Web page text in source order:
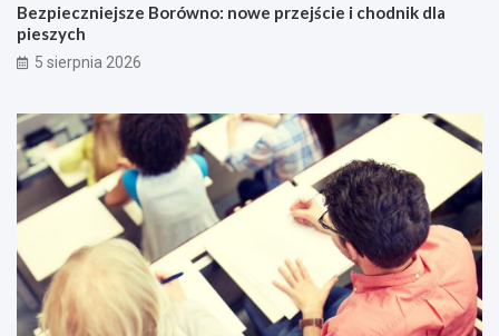
Bezpieczniejsze Borówno: nowe przejście i chodnik dla
pieszych
5 sierpnia 2026